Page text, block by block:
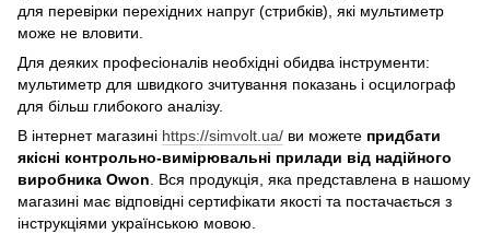
для перевірки перехідних напруг (стрибків), які мультиметр
може не вловити.
Для деяких професіоналів необхідні обидва інструменти:
мультиметр для швидкого зчитування показань і осцилограф
для більш глибокого аналізу.
В інтернет магазині https://simvolt.ua/ ви можете придбати
якісні контрольно-вимірювальні прилади від надійного
виробника Owon . Вся продукція, яка представлена в нашому
магазині має відповідні сертифікати якості та постачається з
інструкціями українською мовою.